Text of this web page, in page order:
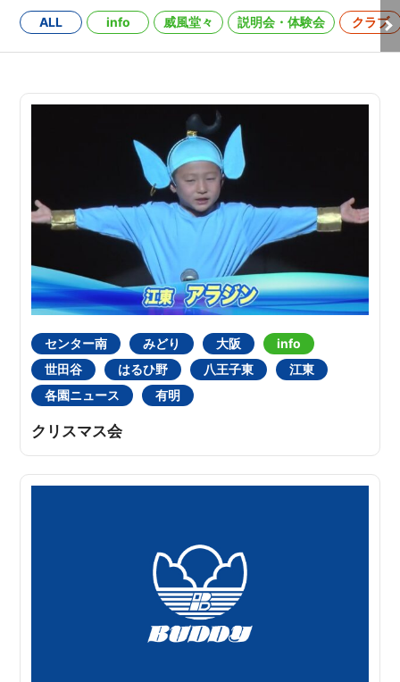
ALL info 威風堂々 説明会・体験会 クラブ
センター南 みどり 大阪
info
世田谷
はるひ野 八王子東
江東
各園ニュース
有明
クリスマス会